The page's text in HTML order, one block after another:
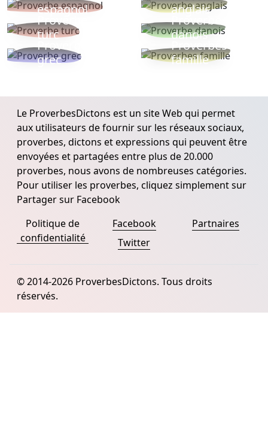
espagnol
anglais
Proverbe
turc
Proverbe
danois
Proverbe
grec
Proverbes
famille
Le ProverbesDictons est un site Web qui permet
aux utilisateurs de fournir sur les réseaux sociaux,
proverbes, dictons et expressions qui peuvent être
envoyées et partagées entre plus de 20.000
proverbes, nous avons de nombreuses catégories.
Pour utiliser les proverbes, cliquez simplement sur
Partager sur Facebook
Politique de
confidentialité
Facebook
Twitter
Partnaires
© 2014-2026 ProverbesDictons. Tous droits
réservés.